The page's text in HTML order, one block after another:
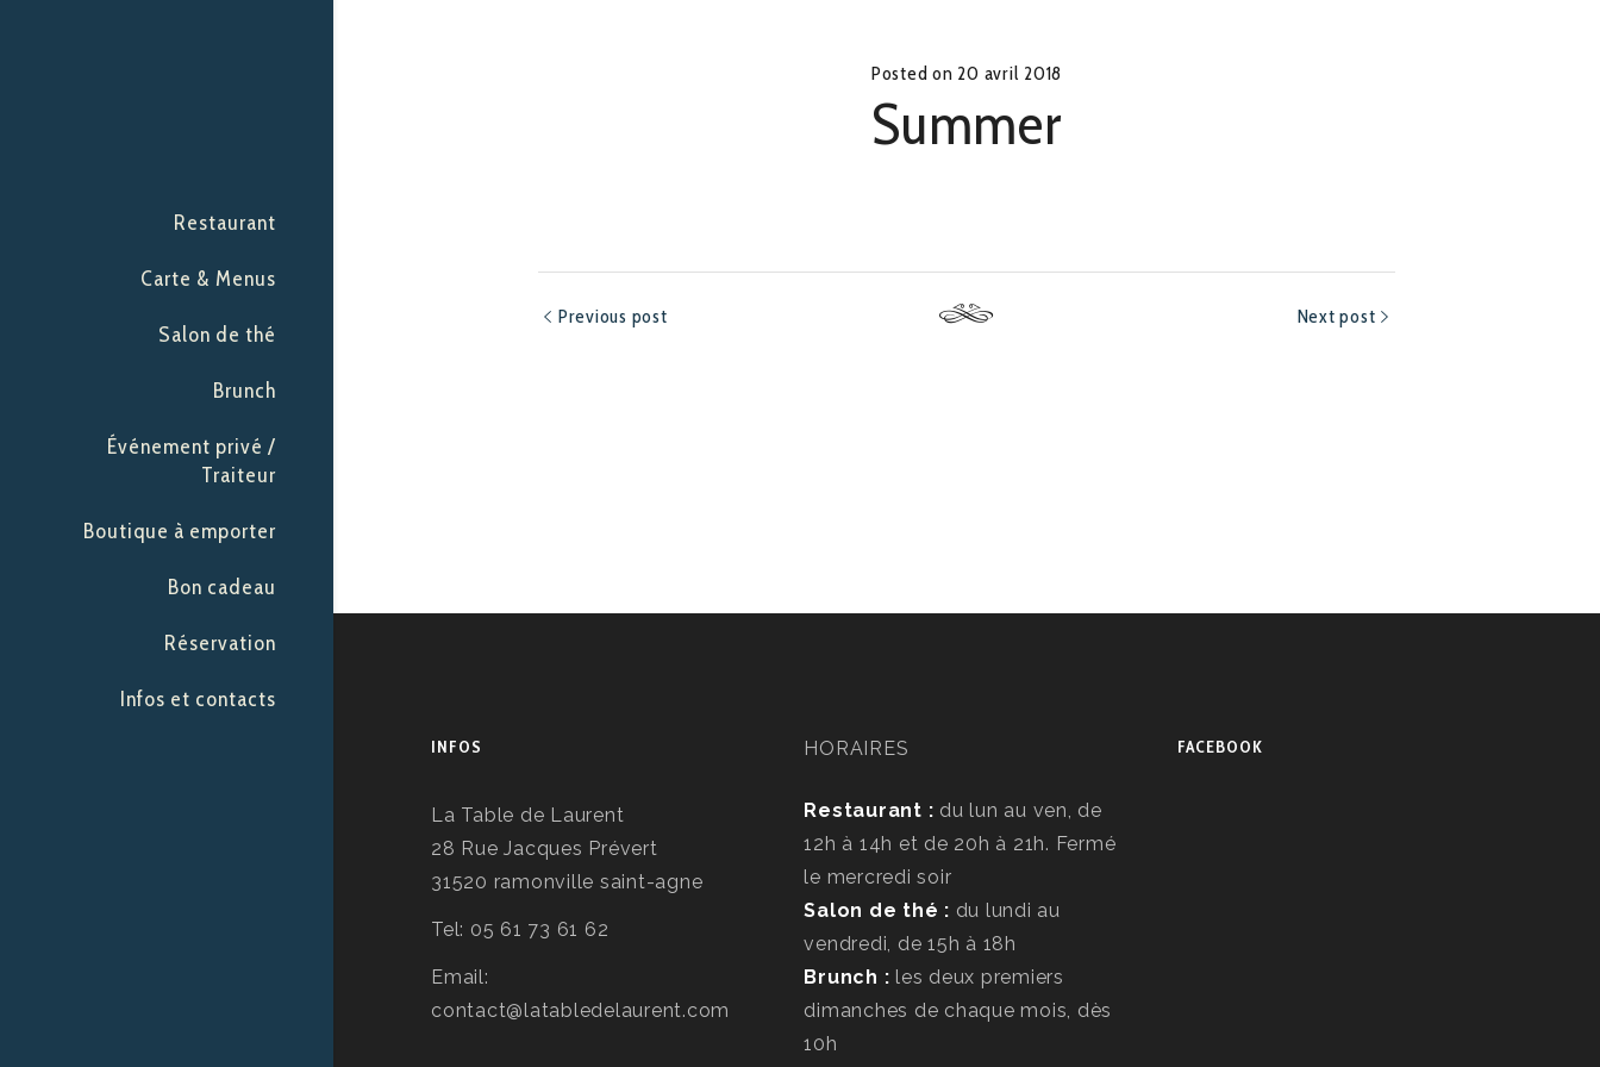
Restaurant
Carte & Menus
Salon de thé
Brunch
Événement privé /
Traiteur
Boutique à emporter
Bon cadeau
Réservation
Infos et contacts
Posted on 20 avril 2018
Summer
Previous post Next post
INFOS
La Table de Laurent
28 Rue Jacques Prévert
31520 ramonville saint-agne
Tel: 05 61 73 61 62
Email:
contact@latabledelaurent.com
HORAIRES
Restaurant : du lun au ven, de
12h à 14h et de 20h à 21h. Fermé
le mercredi soir
Salon de thé : du lundi au
vendredi, de 15h à 18h
Brunch : les deux premiers
dimanches de chaque mois, dès
10h
FACEBOOK